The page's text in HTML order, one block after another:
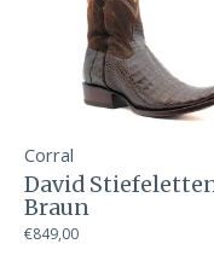
Corral
David
Braun
€849,00